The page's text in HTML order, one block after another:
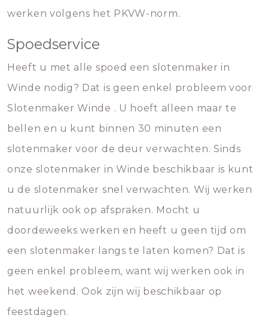
werken volgens het PKVW-norm.
Spoedservice
Heeft u met alle spoed een slotenmaker in
Winde nodig? Dat is geen enkel probleem voor
Slotenmaker Winde . U hoeft alleen maar te
bellen en u kunt binnen 30 minuten een
slotenmaker voor de deur verwachten. Sinds
onze slotenmaker in Winde beschikbaar is kunt
u de slotenmaker snel verwachten. Wij werken
natuurlijk ook op afspraken. Mocht u
doordeweeks werken en heeft u geen tijd om
een slotenmaker langs te laten komen? Dat is
geen enkel probleem, want wij werken ook in
het weekend. Ook zijn wij beschikbaar op
feestdagen.